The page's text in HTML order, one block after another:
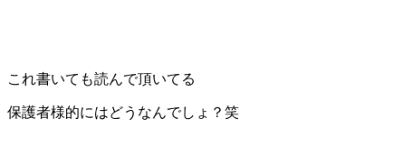
これ書いても読んで頂いてる
保護者様的にはどうなんでしょ？笑